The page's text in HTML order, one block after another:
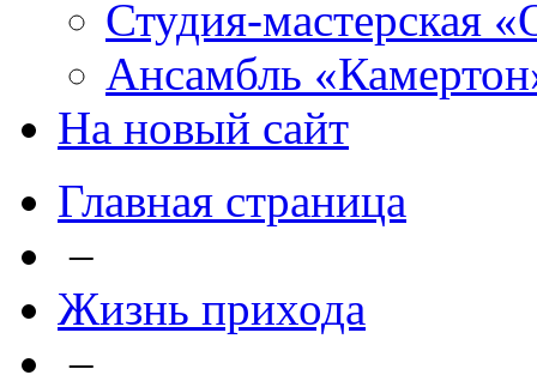
Студия-мастерская
Ансамбль
На новый сайт
Главная страница
–
Жизнь прихода
–